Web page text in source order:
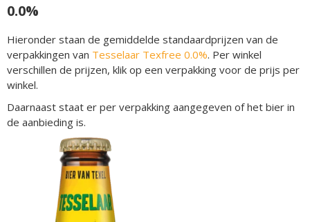
0.0%
Hieronder staan de gemiddelde standaardprijzen van de
verpakkingen van Tesselaar Texfree 0.0%. Per winkel
verschillen de prijzen, klik op een verpakking voor de prijs per
winkel.
Daarnaast staat er per verpakking aangegeven of het bier in
de aanbieding is.